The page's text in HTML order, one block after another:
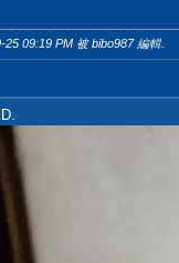
25 09:19 PM 被 bibo987 編輯.